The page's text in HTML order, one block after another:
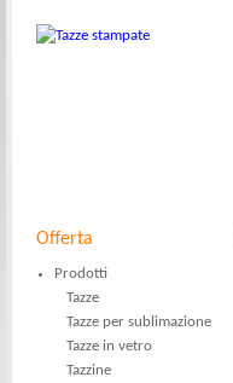
Offerta
Prodotti
Tazze
Tazze per sublimazione
Tazze in vetro
Tazzine